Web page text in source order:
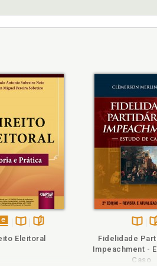
disponívelDisponível
páginas
Eleitoral
B.V.
Fidelidade
Impeachment -
Caso